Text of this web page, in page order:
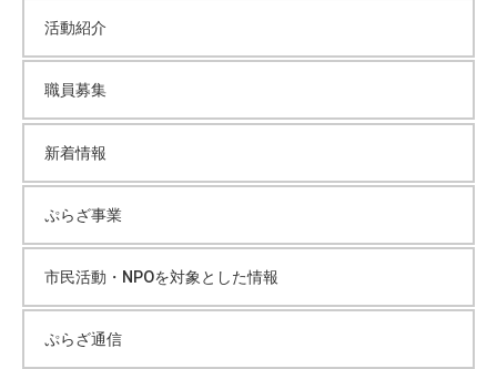
活動紹介
職員募集
新着情報
ぷらざ事業
市民活動・NPOを対象とした情報
ぷらざ通信